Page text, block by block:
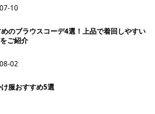
10
のブラウスコーデ4選！上品で着回しやすい
ご紹介
02
服おすすめ5選